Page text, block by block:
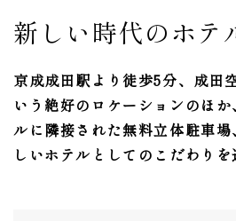
新しい時代のホテ
京成成田駅より徒歩5分、成田
いう絶好のロケーションのほか
ルに隣接された無料立体駐車
しいホテルとしてのこだわりを